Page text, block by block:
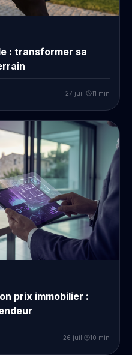
: transformer sa
27 juil. 11 min
prix immobilier :
26 juil. 10 min